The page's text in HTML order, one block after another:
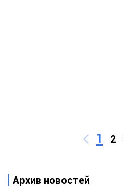
1 2
Архив новостей